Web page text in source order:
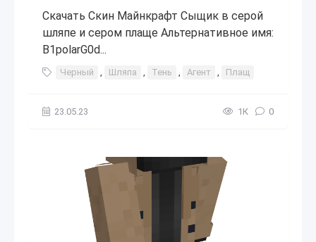
Скачать Скин Майнкрафт Сыщик в серой
шляпе и сером плаще Альтернативное имя:
B1polarG0d...
Черный , Шляпа , Тень , Агент , Плащ
23.05.23 1К 0